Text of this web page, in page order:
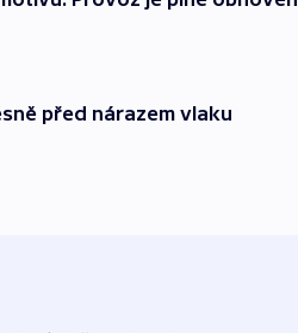
před nárazem vlaku